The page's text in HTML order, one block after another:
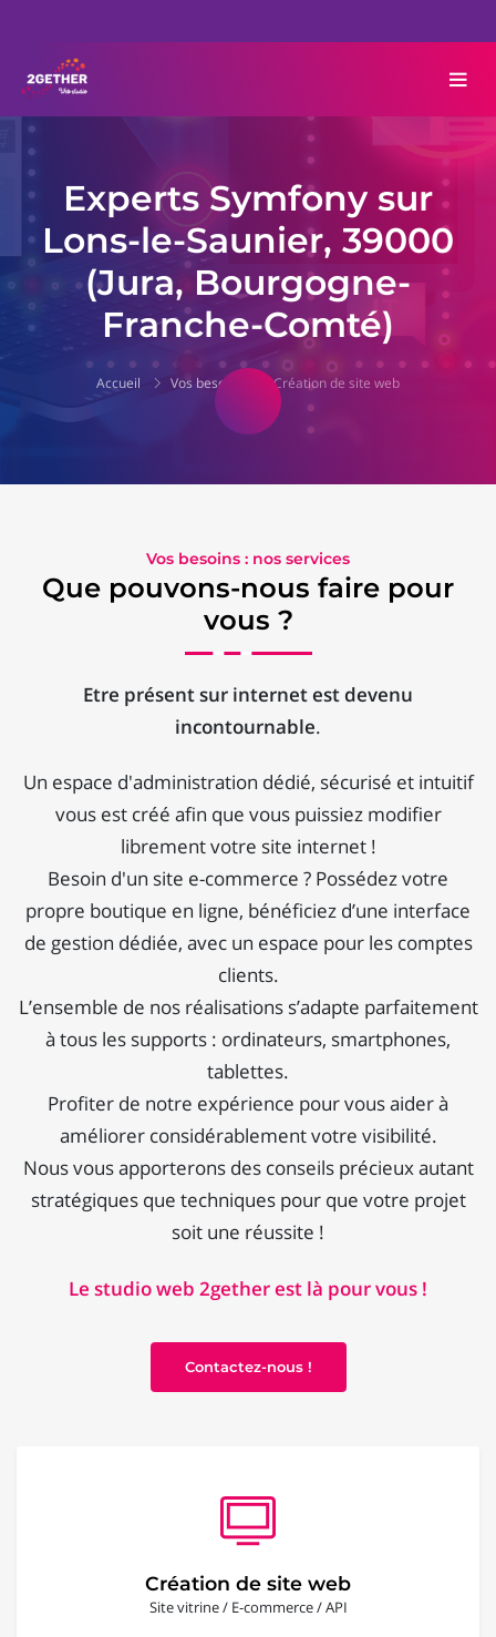
Experts Symfony sur
Lons-le-Saunier, 39000
(Jura, Bourgogne-
Franche-Comté)
Accueil Vos besoins Création de site web
Vos besoins : nos services
Que pouvons-nous faire pour
vous ?
Etre présent sur internet est devenu
incontournable.
Un espace d'administration dédié, sécurisé et intuitif
vous est créé afin que vous puissiez modifier
librement votre site internet !
Besoin d'un site e-commerce ? Possédez votre
propre boutique en ligne, bénéficiez d’une interface
de gestion dédiée, avec un espace pour les comptes
clients.
L’ensemble de nos réalisations s’adapte parfaitement
à tous les supports : ordinateurs, smartphones,
tablettes.
Profiter de notre expérience pour vous aider à
améliorer considérablement votre visibilité.
Nous vous apporterons des conseils précieux autant
stratégiques que techniques pour que votre projet
soit une réussite !
Le studio web 2gether est là pour vous !
Contactez-nous !
Création de site web
Site vitrine / E-commerce / API